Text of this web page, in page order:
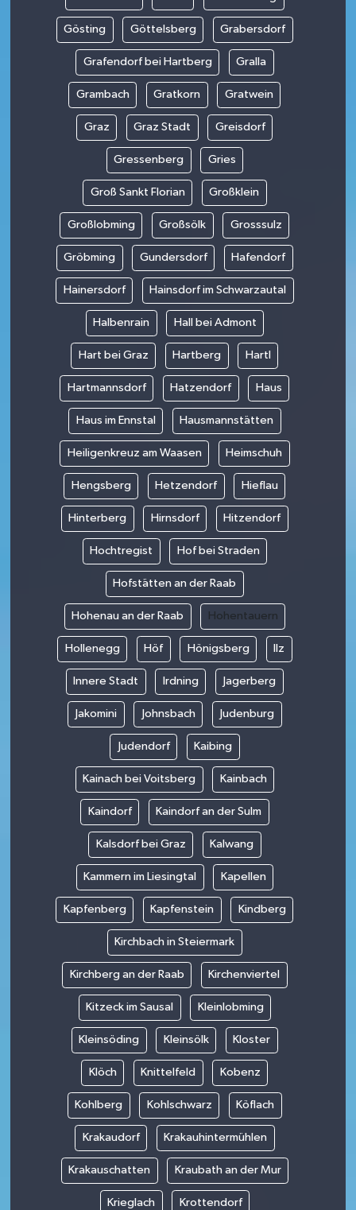
Gösting Göttelsberg Grabersdorf
Grafendorf bei Hartberg Gralla
Grambach Gratkorn Gratwein
Graz Graz Stadt Greisdorf
Gressenberg Gries
Groß Sankt Florian Großklein
Großlobming Großsölk Grosssulz
Gröbming Gundersdorf Hafendorf
Hainersdorf Hainsdorf im Schwarzautal
Halbenrain Hall bei Admont
Hart bei Graz Hartberg Hartl
Hartmannsdorf Hatzendorf Haus
Haus im Ennstal Hausmannstätten
Heiligenkreuz am Waasen Heimschuh
Hengsberg Hetzendorf Hieflau
Hinterberg Hirnsdorf Hitzendorf
Hochtregist Hof bei Straden
Hofstätten an der Raab
Hohenau an der Raab Hohentauern
Hollenegg Höf Hönigsberg Ilz
Innere Stadt Irdning Jagerberg
Jakomini Johnsbach Judenburg
Judendorf Kaibing
Kainach bei Voitsberg Kainbach
Kaindorf Kaindorf an der Sulm
Kalsdorf bei Graz Kalwang
Kammern im Liesingtal Kapellen
Kapfenberg Kapfenstein Kindberg
Kirchbach in Steiermark
Kirchberg an der Raab Kirchenviertel
Kitzeck im Sausal Kleinlobming
Kleinsöding Kleinsölk Kloster
Klöch Knittelfeld Kobenz
Kohlberg Kohlschwarz Köflach
Krakaudorf Krakauhintermühlen
Krakauschatten Kraubath an der Mur
Krieglach Krottendorf